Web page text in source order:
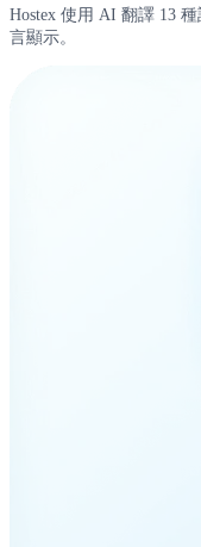
Hostex 使用 AI 翻譯 13
言顯示。